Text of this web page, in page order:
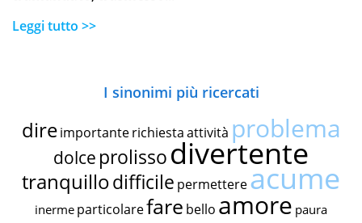
Leggi tutto >>
I sinonimi più ricercati
dire importante richiestaattività problema
dolce prolissodivertente
tranquillodifficile permettereacume
inerme particolarefare bello amore paura